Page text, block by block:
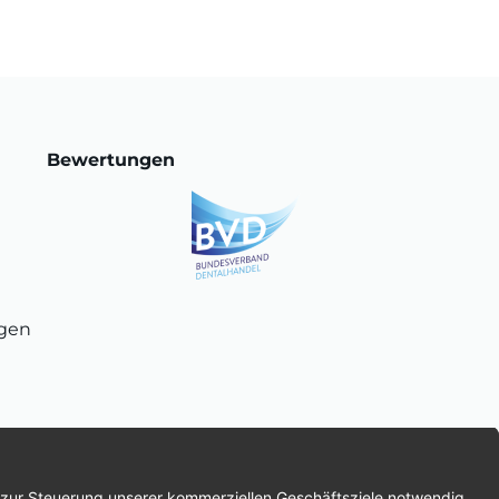
Bewertungen